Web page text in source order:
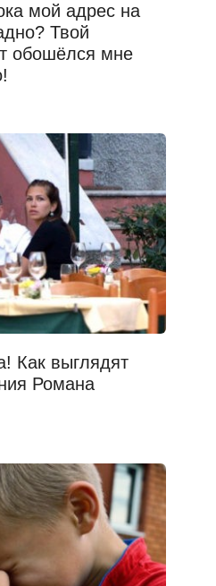
мой адрес на
Твой
обошёлся мне
Как выглядят
Романа